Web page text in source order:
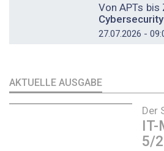
Von APTs bis
Cybersecurity
27.07.2026 -
AKTUELLE AUSGABE
Der
5/